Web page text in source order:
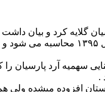
کرد و بیان داشت
سهمیه آرد پارسیان
.